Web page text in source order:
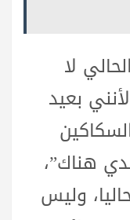
لا
بعيد
هناك”،
وليس